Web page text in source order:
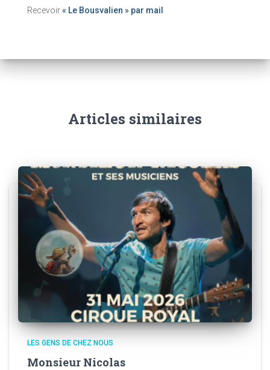
Recevoir« Le Bousvalien » par mail
Articles similaires
LES GENS DE CHEZ NOUS
Monsieur Nicolas